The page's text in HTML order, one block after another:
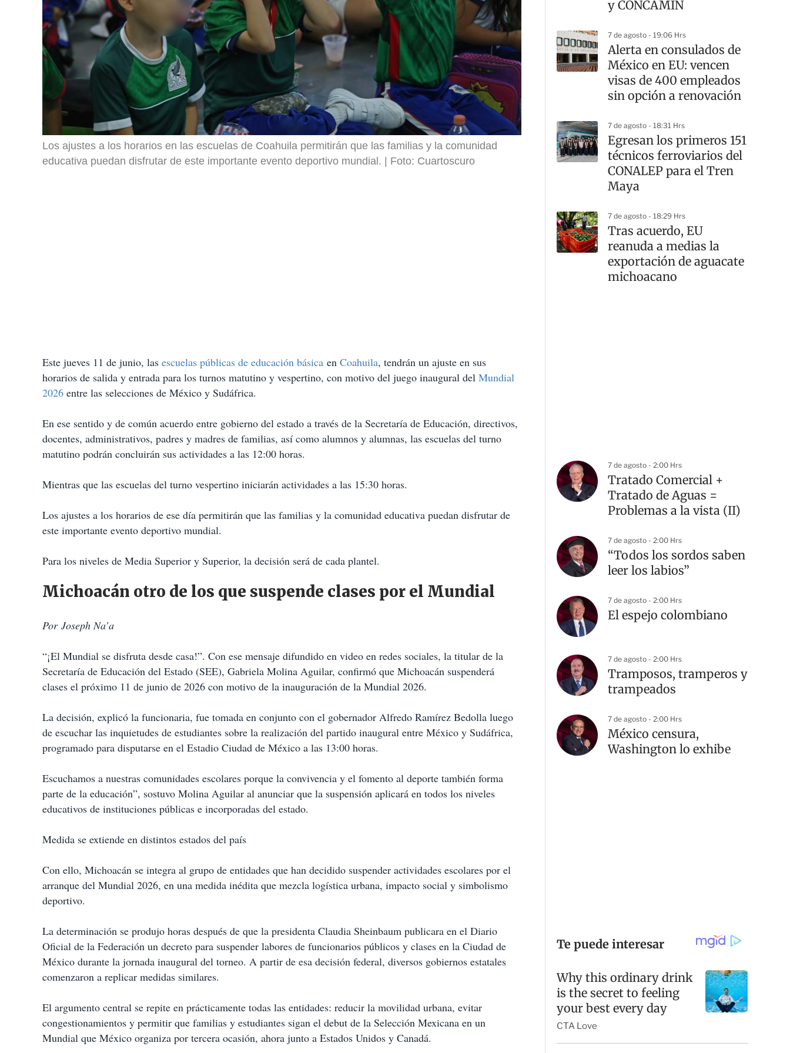
Los ajustes a los horarios en las escuelas de Coahuila permitirán que las familias y la comunidad
educativa puedan disfrutar de este importante evento deportivo mundial.
Foto: Cuartoscuro
Este jueves 11 de junio, las escuelas públicas de educación básica en Coahuila, tendrán un ajuste en sus
horarios de salida y entrada para los turnos matutino y vespertino, con motivo del juego inaugural del Mundial
2026 entre las selecciones de México y Sudáfrica.
En ese sentido y de común acuerdo entre gobierno del estado a través de la Secretaría de Educación, directivos,
docentes, administrativos, padres y madres de familias, así como alumnos y alumnas, las escuelas del turno
matutino podrán concluirán sus actividades a las 12:00 horas.
Mientras que las escuelas del turno vespertino iniciarán actividades a las 15:30 horas.
Los ajustes a los horarios de ese día permitirán que las familias y la comunidad educativa puedan disfrutar de
este importante evento deportivo mundial.
Para los niveles de Media Superior y Superior, la decisión será de cada plantel.
Michoacán otro de los que suspende clases por el Mundial
Por Joseph Na’a
“¡El Mundial se disfruta desde casa!”. Con ese mensaje difundido en video en redes sociales, la titular de la
Secretaría de Educación del Estado (SEE), Gabriela Molina Aguilar, confirmó que Michoacán suspenderá
clases el próximo 11 de junio de 2026 con motivo de la inauguración de la Mundial 2026.
La decisión, explicó la funcionaria, fue tomada en conjunto con el gobernador Alfredo Ramírez Bedolla luego
de escuchar las inquietudes de estudiantes sobre la realización del partido inaugural entre México y Sudáfrica,
programado para disputarse en el Estadio Ciudad de México a las 13:00 horas.
Escuchamos a nuestras comunidades escolares porque la convivencia y el fomento al deporte también forma
parte de la educación”, sostuvo Molina Aguilar al anunciar que la suspensión aplicará en todos los niveles
educativos de instituciones públicas e incorporadas del estado.
Medida se extiende en distintos estados del país
Con ello, Michoacán se integra al grupo de entidades que han decidido suspender actividades escolares por el
arranque del Mundial 2026, en una medida inédita que mezcla logística urbana, impacto social y simbolismo
deportivo.
La determinación se produjo horas después de que la presidenta Claudia Sheinbaum publicara en el Diario
Oficial de la Federación un decreto para suspender labores de funcionarios públicos y clases en la Ciudad de
México durante la jornada inaugural del torneo. A partir de esa decisión federal, diversos gobiernos estatales
comenzaron a replicar medidas similares.
El argumento central se repite en prácticamente todas las entidades: reducir la movilidad urbana, evitar
congestionamientos y permitir que familias y estudiantes sigan el debut de la Selección Mexicana en un
Mundial que México organiza por tercera ocasión, ahora junto a Estados Unidos y Canadá.
y CONCAMIN
7 de agosto - 19:06 Hrs
Alerta en consulados de
México en EU: vencen
visas de 400 empleados
sin opción a renovación
7 de agosto - 18:31 Hrs
Egresan los primeros 151
técnicos ferroviarios del
CONALEP para el Tren
Maya
7 de agosto - 18:29 Hrs
Tras acuerdo, EU
reanuda a medias la
exportación de aguacate
michoacano
7 de agosto - 2:00 Hrs
Tratado Comercial +
Tratado de Aguas =
Problemas a la vista (II)
7 de agosto - 2:00 Hrs
“Todos los sordos saben
leer los labios”
7 de agosto - 2:00 Hrs
El espejo colombiano
7 de agosto - 2:00 Hrs
Tramposos, tramperos y
trampeados
7 de agosto - 2:00 Hrs
México censura,
Washington lo exhibe